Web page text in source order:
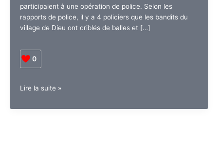
participaient à une opération de police. Selon les
rapports de police, il y a 4 policiers que les bandits du
village de Dieu ont criblés de balles et […]
0
En
environ
Lire la suite »